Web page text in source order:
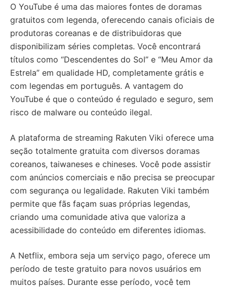
O YouTube é uma das maiores fontes de doramas
gratuitos com legenda, oferecendo canais oficiais de
produtoras coreanas e de distribuidoras que
disponibilizam séries completas. Você encontrará
títulos como “Descendentes do Sol” e “Meu Amor da
Estrela” em qualidade HD, completamente grátis e
com legendas em português. A vantagem do
YouTube é que o conteúdo é regulado e seguro, sem
risco de malware ou conteúdo ilegal.
A plataforma de streaming Rakuten Viki oferece uma
seção totalmente gratuita com diversos doramas
coreanos, taiwaneses e chineses. Você pode assistir
com anúncios comerciais e não precisa se preocupar
com segurança ou legalidade. Rakuten Viki também
permite que fãs façam suas próprias legendas,
criando uma comunidade ativa que valoriza a
acessibilidade do conteúdo em diferentes idiomas.
A Netflix, embora seja um serviço pago, oferece um
período de teste gratuito para novos usuários em
muitos países. Durante esse período, você tem